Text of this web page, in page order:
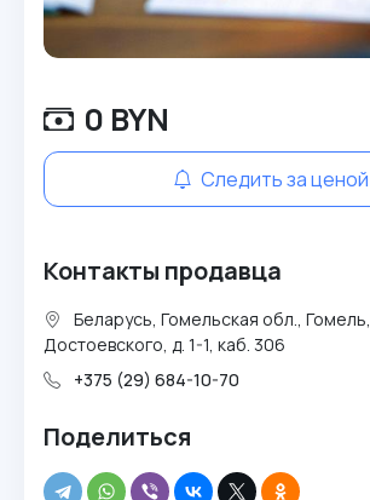
0 BYN
Следить за ценой
Контакты продавца
Беларусь, Гомельская обл., Гомель,
Достоевского, д. 1-1, каб. 306
+375 (29) 684-10-70
Поделиться